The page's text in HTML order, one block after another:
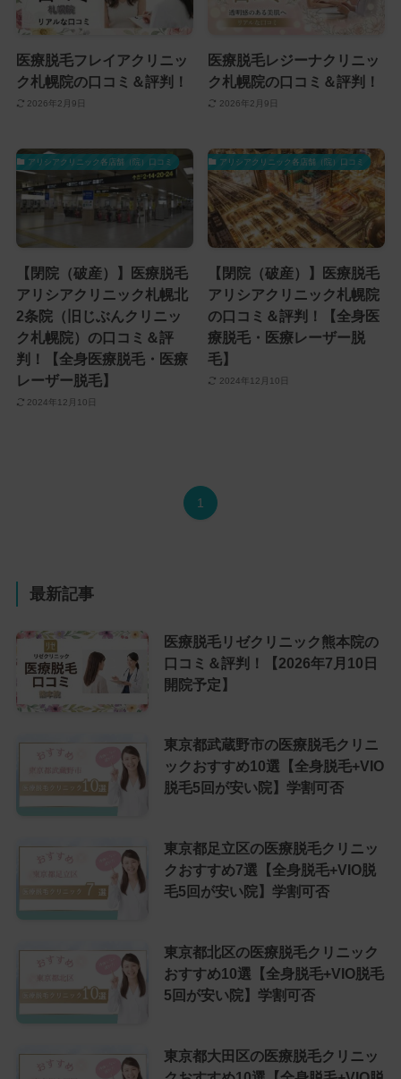
医療脱毛フレイアクリニッ
ク札幌院の口コミ＆評判！
2026年2月9日
医療脱毛レジーナクリニッ
ク札幌院の口コミ＆評判！
2026年2月9日
アリシアクリニック各店舗（院）口コミ
【閉院（破産）】医療脱毛
アリシアクリニック札幌北
2条院（旧じぶんクリニッ
ク札幌院）の口コミ＆評
判！【全身医療脱毛・医療
レーザー脱毛】
2024年12月10日
アリシアクリニック各店舗（院）口コミ
【閉院（破産）】医療脱毛
アリシアクリニック札幌院
の口コミ＆評判！【全身医
療脱毛・医療レーザー脱
毛】
2024年12月10日
1
最新記事
医療脱毛リゼクリニック熊本院の
口コミ＆評判！【2026年7月10日
開院予定】
東京都武蔵野市の医療脱毛クリニ
ックおすすめ10選【全身脱毛+VIO
脱毛5回が安い院】学割可否
東京都足立区の医療脱毛クリニッ
クおすすめ7選【全身脱毛+VIO脱
毛5回が安い院】学割可否
東京都北区の医療脱毛クリニック
おすすめ10選【全身脱毛+VIO脱毛
5回が安い院】学割可否
東京都大田区の医療脱毛クリニッ